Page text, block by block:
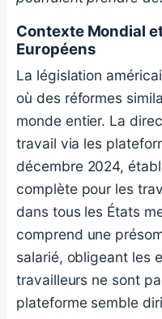
Contexte Mondial
Européens
La législation
où des réformes
monde entier. La
travail via les
décembre 2024,
complète pour les
dans tous les États
comprend une
salarié, obligeant les
travailleurs ne sont
plateforme semble